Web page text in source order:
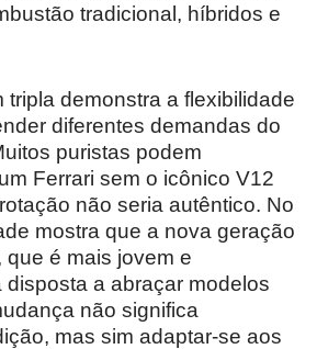
tradicional, híbridos e
tripla demonstra a flexibilidade
diferentes demandas do
puristas podem
Ferrari sem o icônico V12
não seria autêntico. No
mostra que a nova geração
é mais jovem e
a abraçar modelos
não significa
mas sim adaptar-se aos